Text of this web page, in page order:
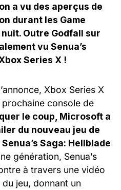
a vu des aperçus de
durant les Game
Outre Godfall sur
vu Senua’s
Series X !
Xbox Series X
console de
le coup, Microsoft a
du nouveau jeu de
Saga: Hellblade
génération, Senua’s
à travers une vidéo
jeu, donnant un